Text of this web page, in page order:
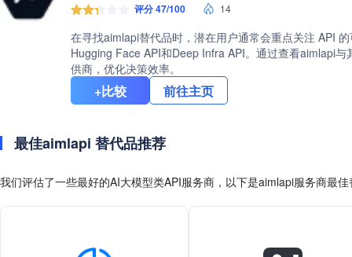
评分 47/100 14
在寻找aimlapi替代品时，潜在用户通常会重点关注 API
Hugging Face API和Deep Infra API。通过查看aimlapi
供商，优化决策效率。
+比较 前往主页
最佳aimlapi 替代品推荐
我们评估了一些最好的AI大模型类API服务商，以下是aimlapi服务商最